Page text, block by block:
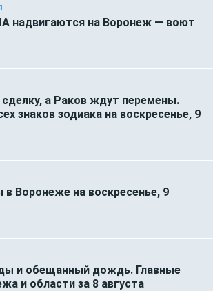
надвигаются на Воронеж — воют
а Раков ждут перемены.
знаков зодиака на воскресенье, 9
в Воронеже на воскресенье, 9
и обещанный дождь. Главные
и области за 8 августа